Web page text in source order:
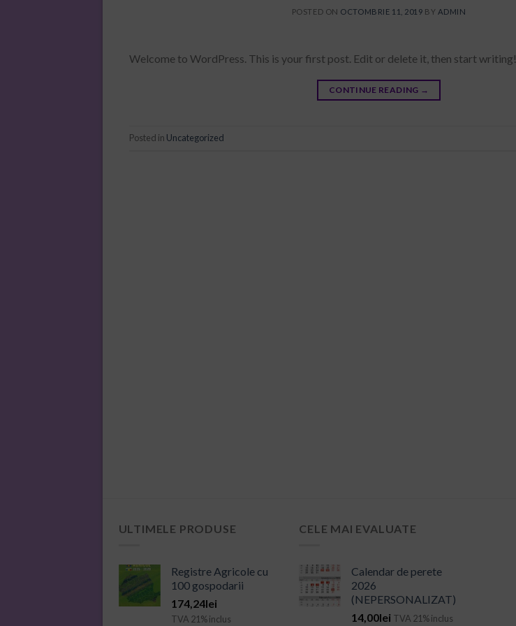
POSTED ON OCTOMBRIE 11, 2019 BY ADMIN
Welcome to WordPress. This is your first post. Edit or delete it, then start writing!
CONTINUE READING →
Posted in Uncategorized
ULTIMELE PRODUSE
Registre Agricole cu
100 gospodarii
174,24lei
TVA 21% inclus
CELE MAI EVALUATE
Calendar de perete
2026
(NEPERSONALIZAT)
14,00lei TVA 21% inclus